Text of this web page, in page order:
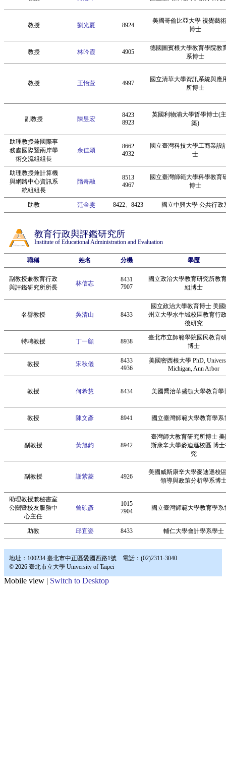
教授 劉光夏 8924
美國哥倫比亞大學 視覺藝
博士
教授 林吟霞 4905
德國圖賓根大學教育學院教
系博士
教授 王怡萱 4997
國立清華大學資訊系統與應
所博士
副教授 陳昱宏
8423
8923
英國利物浦大學哲學博士(
築)
助理教授兼國際事
務處國際暨兩岸學
術交流組組長
余佳穎
8662
4932
國立臺灣科技大學工商業設
士
助理教授兼計算機
與網路中心資訊系
統組組長
隋奇融
8513
4967
國立臺灣師範大學科學教育
博士
助教 范金雯 8422、8423 國立中興大學 公共行政
教育行政與評鑑研究所
Institute of Educational Administration and Evaluation
職稱 姓名 分機 學歷
副教授兼教育行政
與評鑑研究所所長
林信志
8431
7907
國立政治大學教育研究所教
組博士
名譽教授 吳清山 8433
國立政治大學教育博士 美
州立大學水牛城校區教育行
後研究
特聘教授 丁一顧 8938
臺北市立師範學院國民教育
博士
教授 宋秋儀
8433
4936
美國密西根大學 PhD,
Michigan, Ann Arbor
教授 何希慧 8434 美國喬治華盛頓大學教育學
教授 陳文彥 8941 國立臺灣師範大學教育學系
副教授 黃旭鈞 8942
臺灣師大教育研究所博士
斯康辛大學麥迪遜校區 博
究
副教授 謝紫菱 4926
美國威斯康辛大學麥迪遜校
領導與政策分析學系博
助理教授兼秘書室
公關暨校友服務中
心主任
曾碩彥
1015
7904
國立臺灣師範大學教育學系
助教 邱宜姿 8433 輔仁大學會計學系學士
地址：100234 臺北市中正區愛國西路1號 電話：(02)2311-3040
© 2026 臺北市立大學 University of Taipei
Mobile view | Switch to Desktop